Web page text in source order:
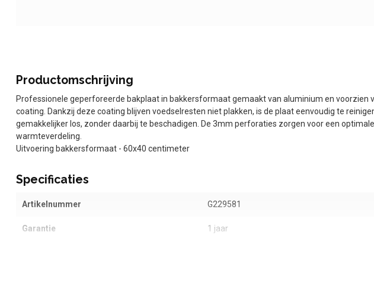
Productomschrijving
Professionele geperforeerde bakplaat in bakkersformaat gemaakt van aluminium en voorzien
coating. Dankzij deze coating blijven voedselresten niet plakken, is de plaat eenvoudig te
gemakkelijker los, zonder daarbij te beschadigen. De 3mm perforaties zorgen voor een
warmteverdeling.
Uitvoering bakkersformaat - 60x40 centimeter
Specificaties
Artikelnummer G229581
Garantie 1 jaar